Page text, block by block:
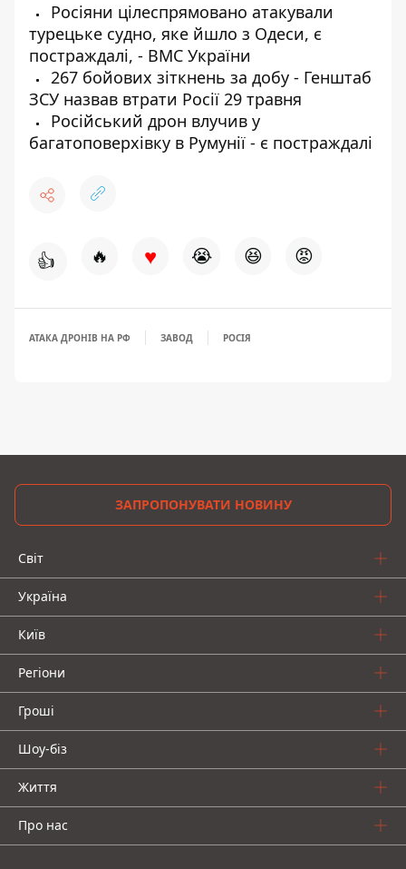
Росіяни цілеспрямовано атакували
турецьке судно, яке йшло з Одеси, є
постраждалі, - ВМС України
267 бойових зіткнень за добу - Генштаб
ЗСУ назвав втрати Росії 29 травня
Російський дрон влучив у
багатоповерхівку в Румунії - є постраждалі
👍 🔥 ♥ 😭 😆 😡
АТАКА ДРОНІВ НА РФ ЗАВОД РОСІЯ
ЗАПРОПОНУВАТИ НОВИНУ
Світ
Україна
Київ
Регіони
Гроші
Шоу-біз
Життя
Про нас